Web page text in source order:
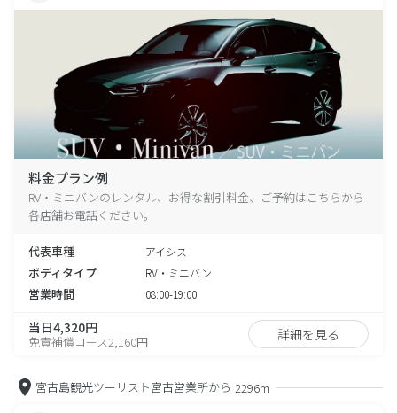
料金プラン例
RV・ミニバンのレンタル、お得な割引料金、ご予約はこちらから
各店舗お電話ください。
代表車種 アイシス
ボディタイプ RV・ミニバン
営業時間 08:00-19:00
当日4,320円
免責補償コース2,160円 詳細を見る
宮古島観光ツーリスト宮古営業所から 2296m